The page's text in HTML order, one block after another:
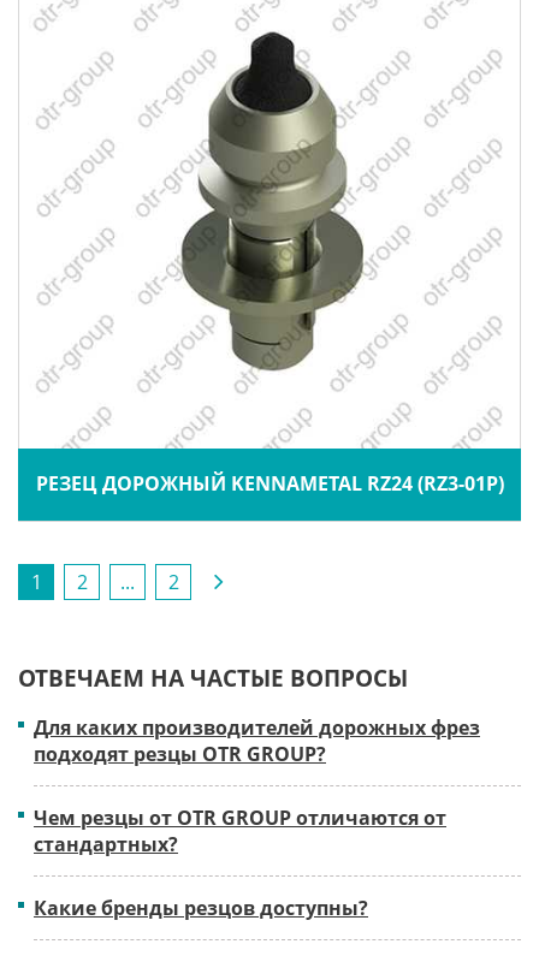
РЕЗЕЦ ДОРОЖНЫЙ KENNAMETAL RZ24 (RZ3-01P)
1 2 ... 2
ОТВЕЧАЕМ НА ЧАСТЫЕ ВОПРОСЫ
Для каких производителей дорожных фрез
подходят резцы OTR GROUP?
Чем резцы от OTR GROUP отличаются от
стандартных?
Какие бренды резцов доступны?